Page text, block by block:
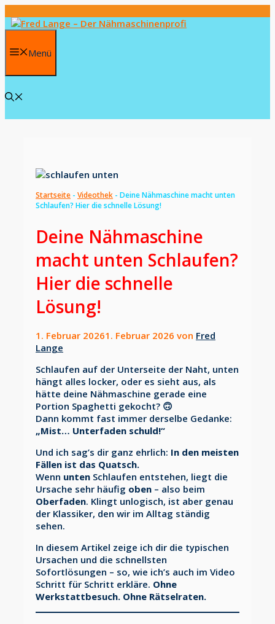
Inhalt
Menü
Startseite - Videothek - Deine Nähmaschine macht unten
Schlaufen? Hier die schnelle Lösung!
Deine Nähmaschine
macht unten Schlaufen?
Hier die schnelle
Lösung!
1. Februar 20261. Februar 2026 von Fred
Lange
Schlaufen auf der Unterseite der Naht, unten
hängt alles locker, oder es sieht aus, als
hätte deine Nähmaschine gerade eine
Portion Spaghetti gekocht? 🙃
Dann kommt fast immer derselbe Gedanke:
„Mist… Unterfaden schuld!“
Und ich sag’s dir ganz ehrlich: In den meisten
Fällen ist das Quatsch.
Wenn unten Schlaufen entstehen, liegt die
Ursache sehr häufig oben – also beim
Oberfaden. Klingt unlogisch, ist aber genau
der Klassiker, den wir im Alltag ständig
sehen.
In diesem Artikel zeige ich dir die typischen
Ursachen und die schnellsten
Sofortlösungen – so, wie ich’s auch im Video
Schritt für Schritt erkläre. Ohne
Werkstattbesuch. Ohne Rätselraten.